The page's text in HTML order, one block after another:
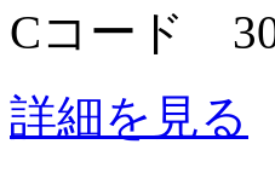
Cコード
詳細を見る